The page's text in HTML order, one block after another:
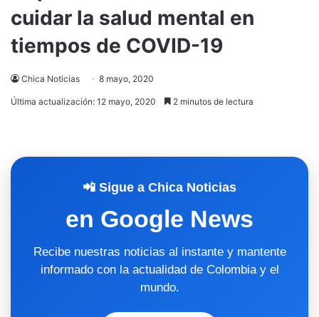
cuidar la salud mental en
tiempos de COVID-19
Chica Noticias 8 mayo, 2020
Última actualización: 12 mayo, 2020 2 minutos de lectura
📲 Sigue a Chica Noticias
en Google News
Recibe nuestras noticias al instante y mantente
informado con la actualidad de Colombia y el
mundo.